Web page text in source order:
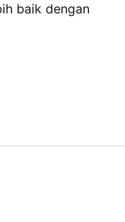
baik dengan